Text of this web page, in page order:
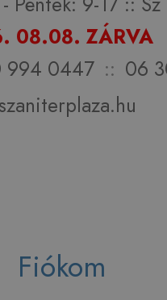
08.08. ZÁRVA
994 0447 :: 06
Fiókom